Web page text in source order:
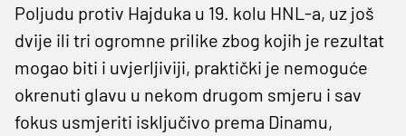
Poljudu protiv Hajduka u 19. kolu HNL-a, uz još
dvije ili tri ogromne prilike zbog kojih je rezultat
mogao biti i uvjerljiviji, praktički je nemoguće
okrenuti glavu u nekom drugom smjeru i sav
fokus usmjeriti isključivo prema Dinamu,